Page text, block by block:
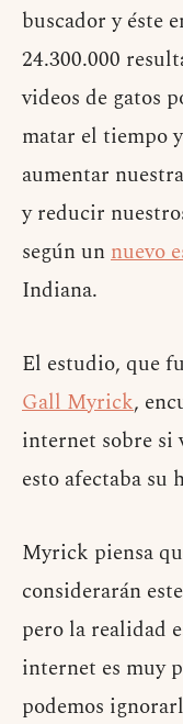
buscador y éste
24.300.000
videos de gatos
matar el tiempo
aumentar
y reducir
según unnuevo
Indiana.
El estudio, que
Gall Myrick,
internet sobre si
esto afectaba su
Myrick piensa
considerarán
pero la realidad
internet es muy
podemos